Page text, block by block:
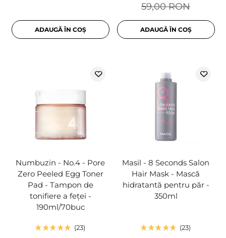
ADAUGĂ ÎN COȘ
59,00 RON
ADAUGĂ ÎN COȘ
Numbuzin - No.4 - Pore
Zero Peeled Egg Toner
Pad - Tampon de
tonifiere a feței -
190ml/70buc
23
Masil - 8 Seconds Salon
Hair Mask - Mască
hidratantă pentru păr -
350ml
23